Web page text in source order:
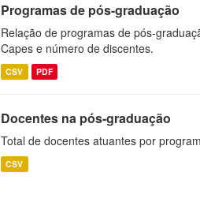
Programas de pós-graduação
Relação de programas de pós-
Capes e número de discentes.
CSV PDF
Docentes na pós-graduação
Total de docentes atuantes por
CSV